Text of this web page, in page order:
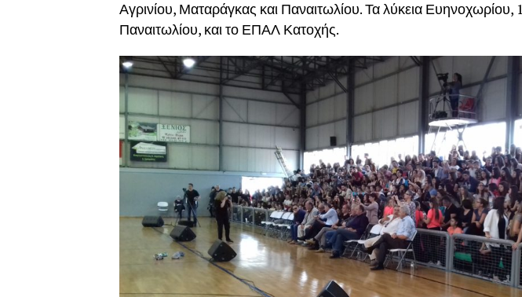
Αγρινίου, Ματαράγκας και Παναιτωλίου. Τα λύκεια Ευηνοχωρίου, 1
Παναιτωλίου, και το ΕΠΑΛ Κατοχής.